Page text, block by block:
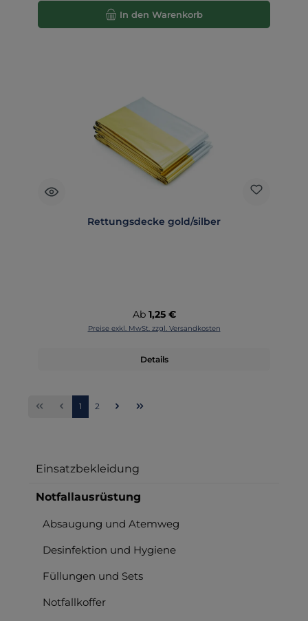
In den Warenkorb
Rettungsdecke gold/silber
Regulärer Preis:
Ab 1,25 €
Preise exkl. MwSt. zzgl. Versandkosten
Details
Seite
1 Seite
2
Einsatzbekleidung
Notfallausrüstung
Absaugung und Atemweg
Desinfektion und Hygiene
Füllungen und Sets
Notfallkoffer